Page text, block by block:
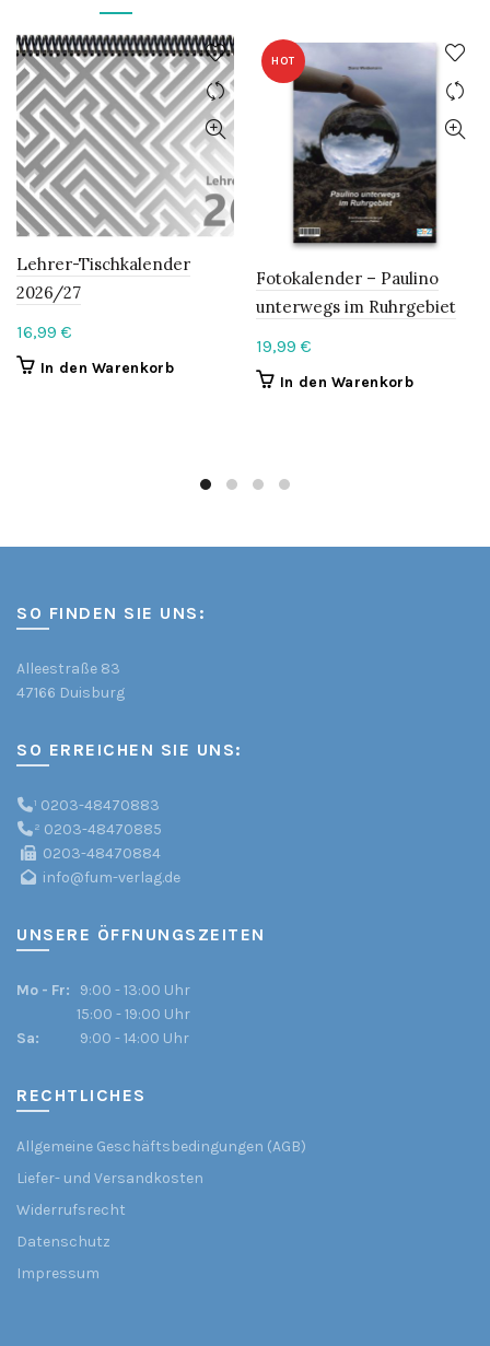
Lehrer-Tischkalender
2026/27
16,99 €
In den Warenkorb
HOT
Fotokalender – Paulino
unterwegs im Ruhrgebiet
19,99 €
In den Warenkorb
SO FINDEN SIE UNS:
Alleestraße 83
47166 Duisburg
SO ERREICHEN SIE UNS:
¹ 0203-48470883
² 0203-48470885
0203-48470884
info@fum-verlag.de
UNSERE ÖFFNUNGSZEITEN
Mo - Fr:
9:00 - 13:00 Uhr
15:00 - 19:00 Uhr
Sa:
9:00 - 14:00 Uhr
RECHTLICHES
Allgemeine Geschäftsbedingungen (AGB)
Liefer- und Versandkosten
Widerrufsrecht
Datenschutz
Impressum